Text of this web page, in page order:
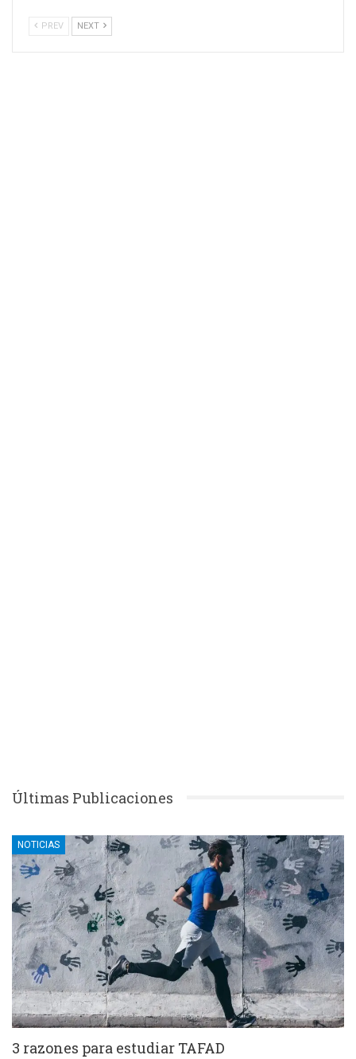
PREV NEXT
Últimas Publicaciones
NOTICIAS
3 razones para estudiar TAFAD